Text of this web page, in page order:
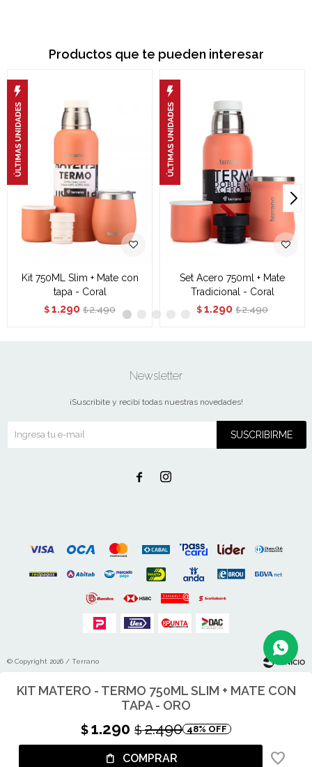
KIT MATERO - TERMO 750ML SLIM + MATE CON
TAPA - ORO
$1.290 $2.490 48
COMPRAR
Productos que te pueden interesar
Kit 750ML Slim + Mate con
tapa - Coral
$ 1.290 $ 2.490
Set Acero 750ml + Mate
Tradicional - Coral
$ 1.290 $ 2.490
Newsletter
¡Suscribite y recibí todas nuestras novedades!
SUSCRIBIRME
 
© Copyright 2026 / Terrano
Fenicio